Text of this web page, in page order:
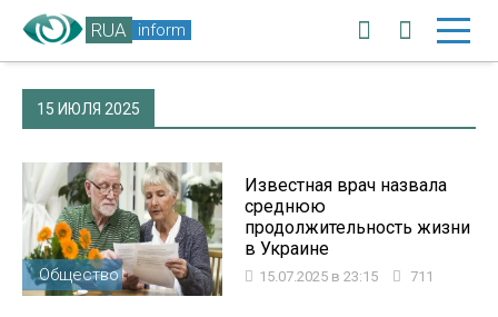
RUA inform
15 ИЮЛЯ 2025
Общество
Известная врач назвала
среднюю
продолжительность жизни
в Украине
15.07.2025 в 23:15 711